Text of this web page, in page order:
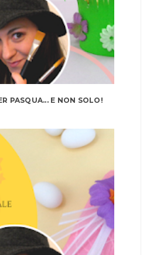
PASQUA... E NON SOLO!